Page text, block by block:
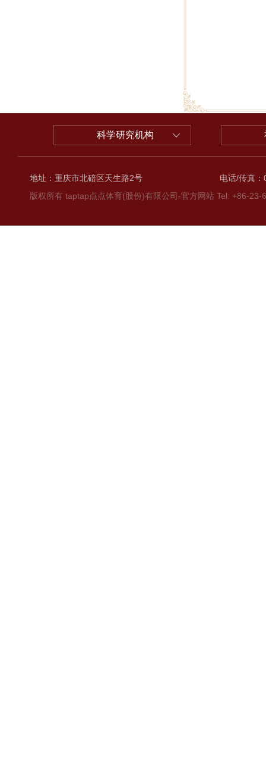
科学研究机构
地址：重庆市北碚区天生路2号
电话/传真
版权所有 taptap点点体育(股份)有限公司-官方网站 Tel: +86-23-